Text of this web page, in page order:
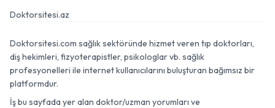
Doktorsitesi.az
Doktorsitesi.com sağlık sektöründe hizmet veren tıp doktorları,
diş hekimleri, fizyoterapistler, psikologlar vb. sağlık
profesyonelleri ile internet kullanıcılarını buluşturan bağımsız bir
platformdur.
İş bu sayfada yer alan doktor/uzman yorumları ve